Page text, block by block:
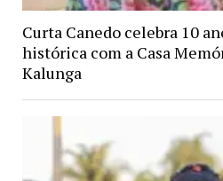
Curta Canedo celebra 10
histórica com a Casa
Kalunga